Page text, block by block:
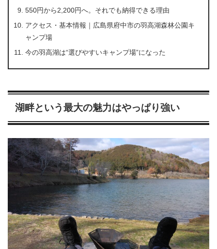
550円から2,200円へ。それでも納得できる理由
アクセス・基本情報｜広島県府中市の羽高湖森林公園キ
ャンプ場
今の羽高湖は“選びやすいキャンプ場”になった
湖畔という最大の魅力はやっぱり強い